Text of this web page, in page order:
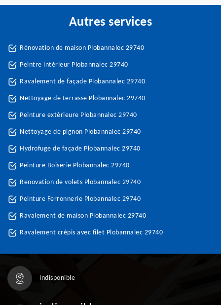
Autres services
Rénovation de maison Plobannalec 29740
Peintre intérieur Plobannalec 29740
Ravalement de façade Plobannalec 29740
Nettoyage de terrasse Plobannalec 29740
Peinture extérieure Plobannalec 29740
Nettoyage de pignon Plobannalec 29740
Hydrofuge de façade Plobannalec 29740
Peinture Boiserie Plobannalec 29740
Renovation de volets Plobannalec 29740
Peinture Ferronnerie Plobannalec 29740
Ravalement de maison Plobannalec 29740
Ravalement crépis avec filet Plobannalec 29740
indisponible